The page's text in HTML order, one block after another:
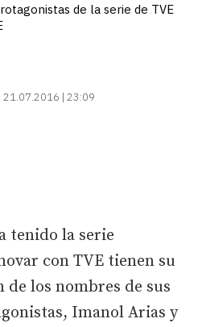
de la serie de TVE
21.07.2016 | 23:09
tenido la serie
con TVE tienen su
los nombres de sus
Imanol Arias y